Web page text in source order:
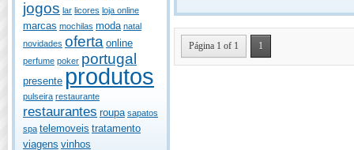
jogos lar licores loja online
marcas mochilas moda natal
novidades oferta online
perfume poker portugal
presente produtos
pulseira restaurante
restaurantes roupa sapatos
spa telemoveis tratamento
viagens vinhos
Página 1 of 1 1